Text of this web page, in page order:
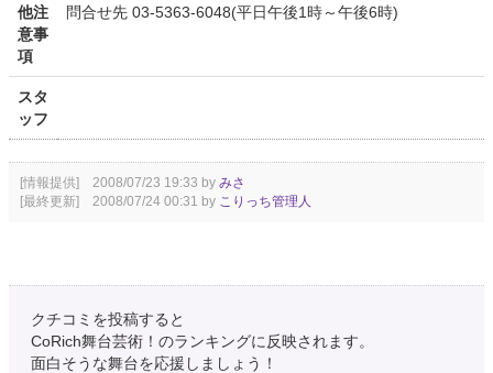
他注
意事
項
問合せ先 03-5363-6048(平日午後1時～午後6時)
スタ
ッフ
[情報提供] 2008/07/23 19:33 by みさ
[最終更新] 2008/07/24 00:31 by こりっち管理人
クチコミを投稿すると
CoRich舞台芸術！のランキングに反映されます。
面白そうな舞台を応援しましょう！